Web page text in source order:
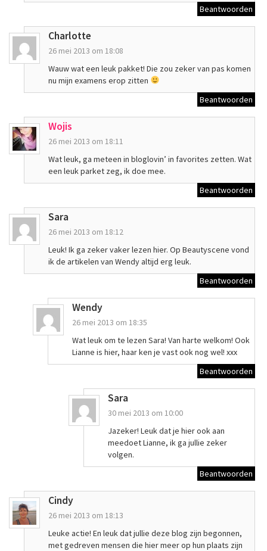
Beantwoorden
Charlotte
26 mei 2013 om 18:08
Wauw wat een leuk pakket! Die zou zeker van pas komen
nu mijn examens erop zitten
Beantwoorden
Wojis
26 mei 2013 om 18:11
Wat leuk, ga meteen in bloglovin’ in favorites zetten. Wat
een leuk parket zeg, ik doe mee.
Beantwoorden
Sara
26 mei 2013 om 18:12
Leuk! Ik ga zeker vaker lezen hier. Op Beautyscene vond
ik de artikelen van Wendy altijd erg leuk.
Beantwoorden
Wendy
26 mei 2013 om 18:35
Wat leuk om te lezen Sara! Van harte welkom! Ook
Lianne is hier, haar ken je vast ook nog wel! xxx
Beantwoorden
Sara
30 mei 2013 om 10:00
Jazeker! Leuk dat je hier ook aan
meedoet Lianne, ik ga jullie zeker
volgen.
Beantwoorden
Cindy
26 mei 2013 om 18:13
Leuke actie! En leuk dat jullie deze blog zijn begonnen,
met gedreven mensen die hier meer op hun plaats zijn